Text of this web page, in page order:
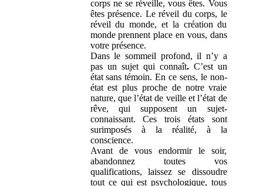
corps ne se réveille, vous êtes. Vous
êtes présence. Le réveil du corps, le
réveil du monde, et la création du
monde prennent place en vous, dans
votre présence.
Dans le sommeil profond, il n’y a
pas un sujet qui connaît.C’est un
état sans témoin. En ce sens, le non-
état est plus proche de notre vraie
nature, que l’état de veille et l’état de
rêve, qui supposent un sujet-
connaissant. Ces trois états sont
surimposés à la réalité, à la
conscience.
Avant de vous endormir le soir,
abandonnez toutes vos
qualifications, laissez se dissoudre
tout ce qui est psychologique, tous